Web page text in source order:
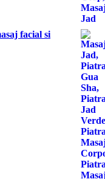
facial si